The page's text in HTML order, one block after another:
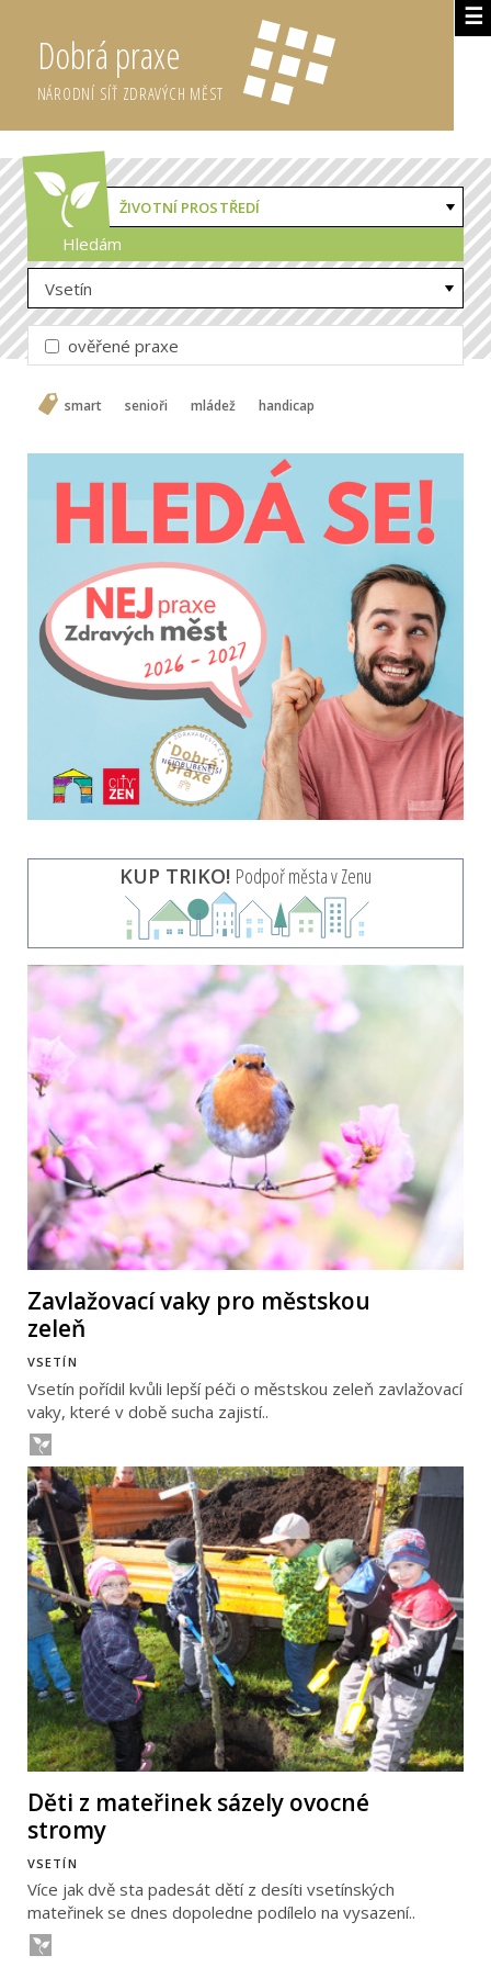
☰
Dobrá praxe
NÁRODNÍ SÍŤ ZDRAVÝCH MĚST
ŽIVOTNÍ PROSTŘEDÍ
Hledám
Vsetín
ověřené praxe
smart senioři mládež handicap
KUP TRIKO! Podpoř města v Zenu
Zavlažovací vaky pro městskou
zeleň
VSETÍN
Vsetín pořídil kvůli lepší péči o městskou zeleň zavlažovací
vaky, které v době sucha zajistí..
Děti z mateřinek sázely ovocné
stromy
VSETÍN
Více jak dvě sta padesát dětí z desíti vsetínských
mateřinek se dnes dopoledne podílelo na vysazení..